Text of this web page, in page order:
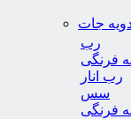
جات
رب
فرنگی
رب انار
سس
فرنگی